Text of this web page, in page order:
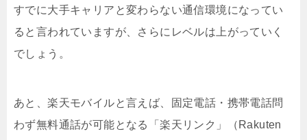
すでに大手キャリアと変わらない通信環境になってい
ると言われていますが、さらにレベルは上がっていく
でしょう。
あと、楽天モバイルと言えば、固定電話・携帯電話問
わず無料通話が可能となる「楽天リンク」（Rakuten